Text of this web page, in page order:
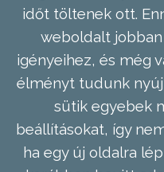
időt töltenek ott.
weboldalt
igényeihez, és még
élményt tudunk
sütik egyebek
beállításokat, így
ha egy új oldalra